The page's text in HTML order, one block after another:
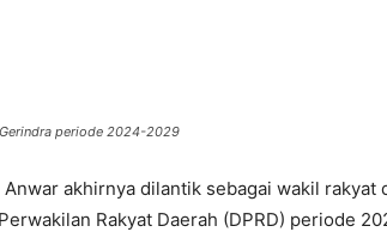
periode 2024-2029
akhirnya dilantik sebagai wakil rakyat
Rakyat Daerah (DPRD) periode